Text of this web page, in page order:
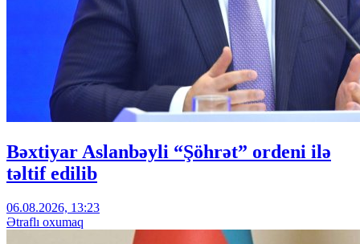
Bəxtiyar Aslanbəyli “Şöhrət” ordeni ilə
təltif edilib
06.08.2026, 13:23
Ətraflı oxumaq